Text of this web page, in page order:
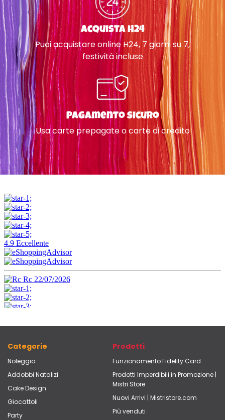
Acquista H24
Puoi acquistare online H24, 7 giorni su 7,
festività incluse
Pagamento sicuro
Usa carte prepagate o carte di credito
Categorie
Noleggio
Addobbi Natalizi
Cake Design
Giocattoli
Party
Prodotti
Funzionamento Fidelity Card
Prodotti Imperdibili in Promozione |
Mistri Store
Nuovi Arrivi | Mistristore.com
Più venduti